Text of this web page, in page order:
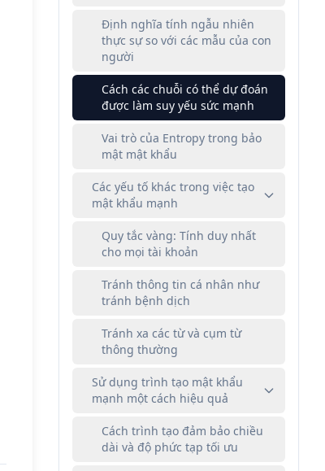
Định nghĩa tính ngẫu nhiên
thực sự so với các mẫu của con
người
Cách các chuỗi có thể dự đoán
được làm suy yếu sức mạnh
Vai trò của Entropy trong bảo
mật mật khẩu
Các yếu tố khác trong việc tạo
mật khẩu mạnh
Quy tắc vàng: Tính duy nhất
cho mọi tài khoản
Tránh thông tin cá nhân như
tránh bệnh dịch
Tránh xa các từ và cụm từ
thông thường
Sử dụng trình tạo mật khẩu
mạnh một cách hiệu quả
Cách trình tạo đảm bảo chiều
dài và độ phức tạp tối ưu